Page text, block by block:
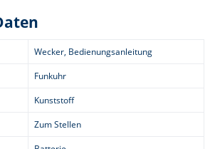
Wecker, Bedienungsanleitung
Funkuhr
Kunststoff
Zum Stellen